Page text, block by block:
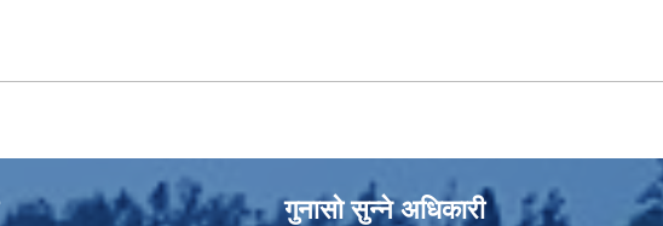
गुनासो सुन्‍ने अधिकारी